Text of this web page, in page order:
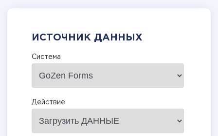
ИСТОЧНИК ДАННЫХ
Система
Действие